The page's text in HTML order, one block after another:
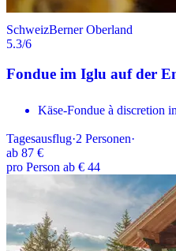
SchweizBerner Oberland
5.3/6
Fondue im Iglu auf der
Käse-Fondue à discretion
Tagesausflug·2 Personen·
ab 87 €
pro Person ab € 44